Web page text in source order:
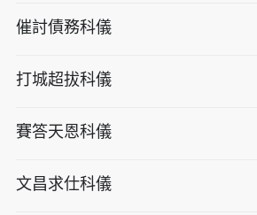
催討債務科儀
打城超拔科儀
賽答天恩科儀
文昌求仕科儀